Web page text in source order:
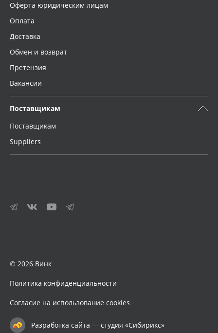
Оферта юридическим лицам
Оплата
Доставка
Обмен и возврат
Претензия
Вакансии
Поставщикам
Поставщикам
Suppliers
© 2026 Винк
Политика конфиденциальности
Согласие на использование cookies
Разработка сайта — студия «Сибирикс»